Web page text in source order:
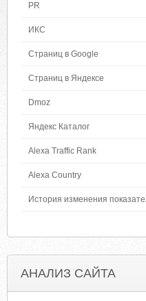
PR
ИКС
Страниц в Google
Страниц в Яндексе
Dmoz
Яндекс Каталог
Alexa Traffic Rank
Alexa Country
История изменения
АНАЛИЗ САЙТА